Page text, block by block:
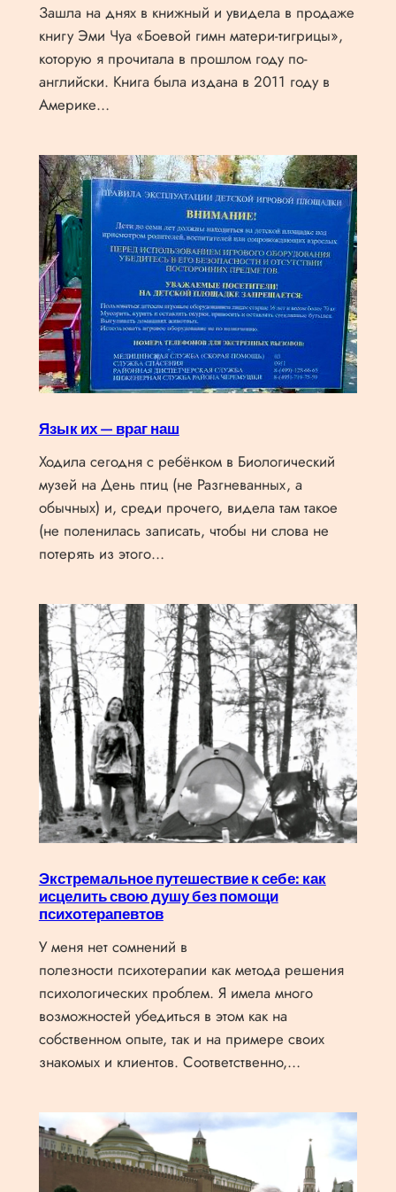
Зашла на днях в книжный и увидела в продаже
книгу Эми Чуа «Боевой гимн матери-тигрицы»,
которую я прочитала в прошлом году по-
английски. Книга была издана в 2011 году в
Америке…
Язык их — враг наш
Ходила сегодня с ребёнком в Биологический
музей на День птиц (не Разгневанных, а
обычных) и, среди прочего, видела там такое
(не поленилась записать, чтобы ни слова не
потерять из этого…
Экстремальное путешествие к себе: как
исцелить свою душу без помощи
психотерапевтов
У меня нет сомнений в
полезности психотерапии как метода решения
психологических проблем. Я имела много
возможностей убедиться в этом как на
собственном опыте, так и на примере своих
знакомых и клиентов. Соответственно,…